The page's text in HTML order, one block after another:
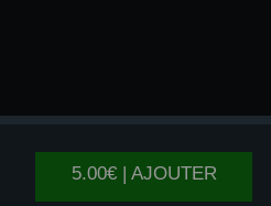
5.00€ | AJOUTER